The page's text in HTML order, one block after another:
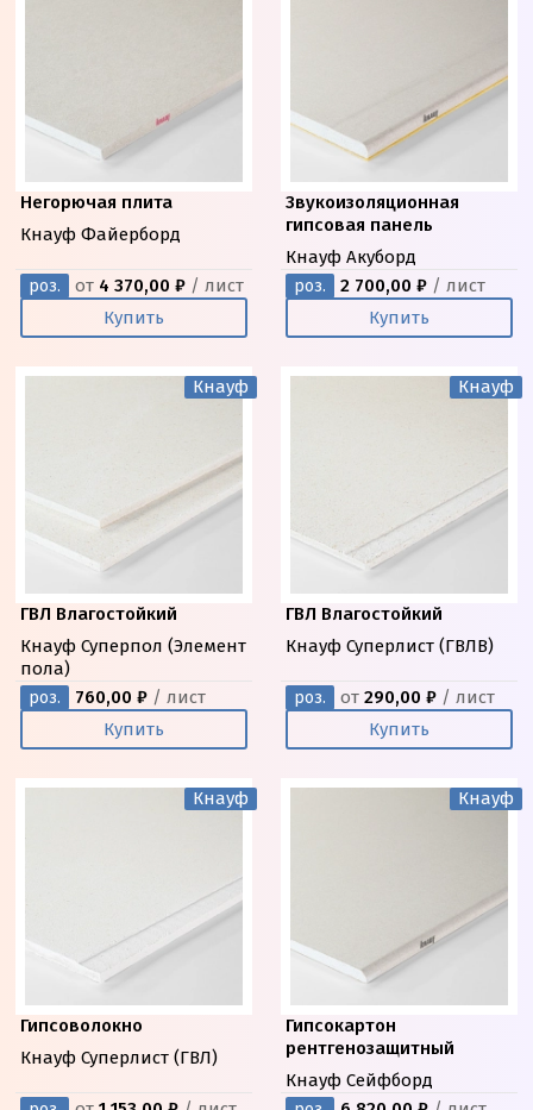
Негорючая плита
Кнауф Файерборд
роз. от 4 370,00 ₽ / лист
Купить
Звукоизоляционная
гипсовая панель
Кнауф Акуборд
роз. 2 700,00 ₽ / лист
Купить
Кнауф
ГВЛ Влагостойкий
Кнауф Суперпол (Элемент
пола)
роз. 760,00 ₽ / лист
Купить
Кнауф
ГВЛ Влагостойкий
Кнауф Суперлист (ГВЛВ)
роз. от 290,00 ₽ / лист
Купить
Кнауф
Гипсоволокно
Кнауф Суперлист (ГВЛ)
Кнауф
Гипсокартон
рентгенозащитный
Кнауф Сейфборд